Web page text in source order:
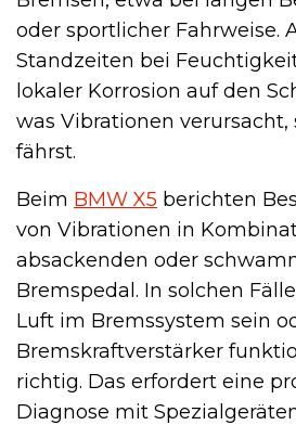
oder sportlicher Fahrweise.
Standzeiten bei
lokaler Korrosion auf den
was Vibrationen
fährst.
Beim BMW X5 berichten
von Vibrationen in
absackenden oder
Bremspedal. In solchen
Luft im Bremssystem sein
Bremskraftverstärker
richtig. Das erfordert eine
Diagnose mit